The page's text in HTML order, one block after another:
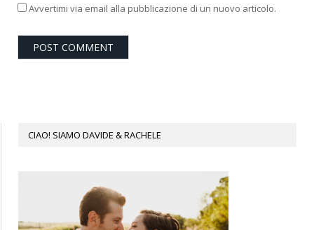
Avvertimi via email alla pubblicazione di un nuovo articolo.
CIAO! SIAMO DAVIDE & RACHELE